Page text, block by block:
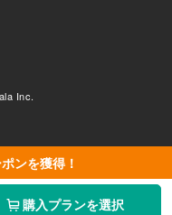
ンを獲得！
購入プランを選択